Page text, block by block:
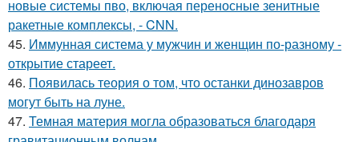
новые системы пво, включая переносные зенитные
ракетные комплексы, - CNN.
45. Иммунная система у мужчин и женщин по-разному -
открытие стареет.
46. Появилась теория о том, что останки динозавров
могут быть на луне.
47. Темная материя могла образоваться благодаря